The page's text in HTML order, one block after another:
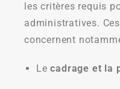
les critères requis
administratives.
concernent
Lecadrage et la